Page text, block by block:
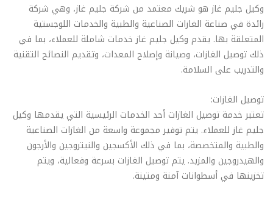
وكيل جليم غاز هو شريك معتمد من شركة جليم غاز، وهي شركة
رائدة في صناعة الغازات الصناعية والطبية والخدمات اللوجستية
المتعلقة بها. يقدم وكيل جليم غاز خدمات شاملة للعملاء، بما في
ذلك توصيل الغازات، وصيانة وإصلاح المعدات، وتقديم النصائح التقنية
والتدريب على السلامة.
توصيل الغازات:
تعتبر خدمة توصيل الغازات أحد الخدمات الرئيسية التي يقدمها وكيل
جليم غاز للعملاء. يتم توفير مجموعة واسعة من الغازات الصناعية
والطبية والمتخصصة، بما في ذلك الأكسجين والنيتروجين والأرجون
والهيدروجين والمزيد. يتم توصيل الغازات بسرعة وفعالية، ويتم
تخزينها في أسطوانات آمنة ومتينة.